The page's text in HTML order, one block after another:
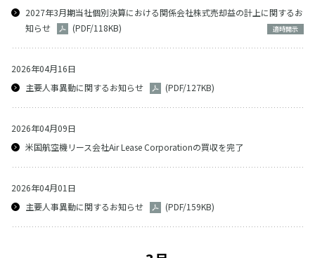
2027年3月期当社個別決算における関係会社株式売却益の計上に関するお
知らせ
(PDF/118KB) 適時開示
2026年04月16日
主要人事異動に関するお知らせ
(PDF/127KB)
2026年04月09日
米国航空機リース会社Air Lease Corporationの買収を完了
2026年04月01日
主要人事異動に関するお知らせ
(PDF/159KB)